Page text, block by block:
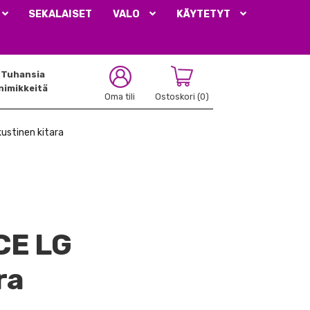
SEKALAISET VALO KÄYTETYT
Oma tili Ostoskori (0)
Tuhansia
kitara
LG